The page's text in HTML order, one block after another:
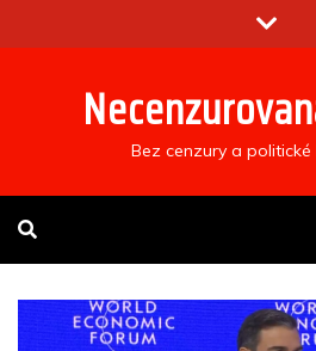
to
Bez cenzury a